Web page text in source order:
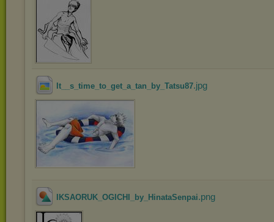
It__s_time_to_get_a_tan_by_Tatsu87.jpg
IKSAORUK_OGICHI_by_HinataSenpai.png